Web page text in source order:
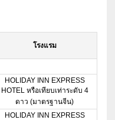
โรงแรม
HOLIDAY INN EXPRESS
HOTEL หรือเทียบเท่าระดับ 4
ดาว (มาตรฐานจีน)
HOLIDAY INN EXPRESS